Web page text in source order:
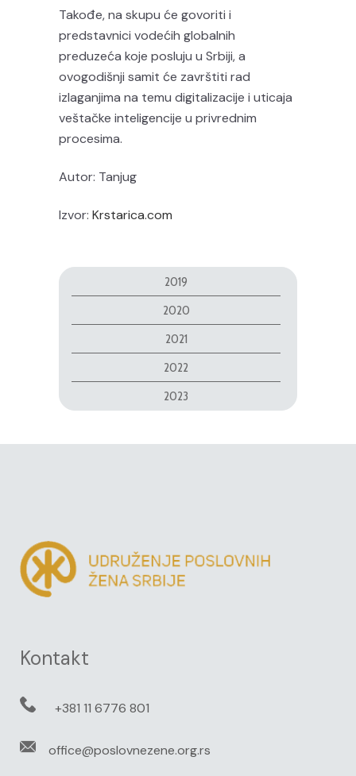
Takođe, na skupu će govoriti i
predstavnici vodećih globalnih
preduzeća koje posluju u Srbiji, a
ovogodišnji samit će završtiti rad
izlaganjima na temu digitalizacije i uticaja
veštačke inteligencije u privrednim
procesima.
Autor: Tanjug
Izvor: Krstarica.com
2019
2020
2021
2022
2023
Kontakt
+381 11 6776 801
office@poslovnezene.org.rs